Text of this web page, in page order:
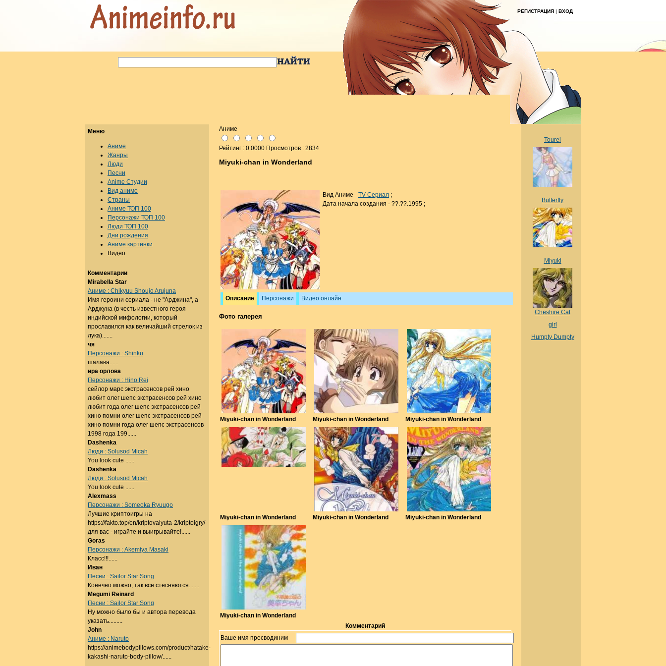
РЕГИСТРАЦИЯ | ВХОД
Аниме
Рейтинг : 0.0000 Просмотров : 2834
Miyuki-chan in Wonderland
Вид Аниме - TV Сериал ;
Дата начала создания - ??.??.1995 ;
Описание Персонажи Видео онлайн
Фото галерея
Miyuki-chan in Wonderland Miyuki-chan in Wonderland Miyuki-chan in Wonderland
Miyuki-chan in Wonderland Miyuki-chan in Wonderland Miyuki-chan in Wonderland
Miyuki-chan in Wonderland
Комментарий
Ваше имя пресводиним
Меню
Аниме
Жанры
Люди
Песни
Anime Студии
Вид аниме
Страны
Аниме ТОП 100
Персонажи ТОП 100
Люди ТОП 100
Дни рождения
Аниме картинки
Видео
Комментарии
Mirabella Star
Аниме : Chikyuu Shoujo Arujuna
Имя героини сериала - не "Арджина", а
Арджуна (в честь известного героя
индийской мифологии, который
прославился как величайший стрелок из
лука).......
чя
Персонажи : Shinku
шалава......
ира орлова
Персонажи : Hino Rei
сейлор марс экстрасенсов рей хино
любит олег шепс экстрасенсов рей хино
любит года олег шепс экстрасенсов рей
хино помни олег шепс экстрасенсов рей
хино помни года олег шепс экстрасенсов
1998 года 199......
Dashenka
Люди : Solusod Micah
You look cute ......
Dashenka
Люди : Solusod Micah
You look cute ......
Alexmass
Персонажи : Someoka Ryuugo
Лучшие криптоигры на
https://fakto.top/en/kriptovalyuta-2/kriptoigry/
для вас - играйте и выигрывайте!......
Goras
Персонажи : Akemiya Masaki
Класс!!!......
Иван
Песни : Sailor Star Song
Конечно можно, так все стесняются.......
Megumi Reinard
Песни : Sailor Star Song
Ну можно было бы и автора перевода
указать.........
John
Аниме : Naruto
https://animebodypillows.com/product/hatake-
kakashi-naruto-body-pillow/......
Tourei
Butterfly
Miyuki
Cheshire Cat
girl
Humpty Dumpty